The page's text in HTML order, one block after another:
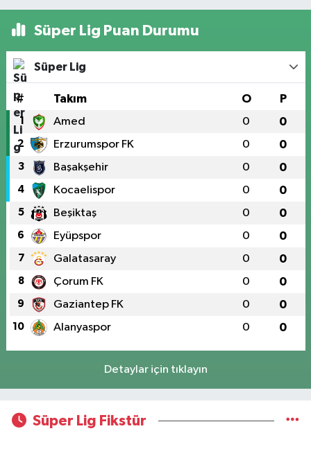
Süper Lig Puan Durumu
Süper Lig
# Takım O P
1 Amed 0 0
2 Erzurumspor FK 0 0
3 Başakşehir 0 0
4 Kocaelispor 0 0
5 Beşiktaş 0 0
6 Eyüpspor 0 0
7 Galatasaray 0 0
8 Çorum FK 0 0
9 Gaziantep FK 0 0
10 Alanyaspor 0 0
Detaylar için tıklayın
Süper Lig Fikstür